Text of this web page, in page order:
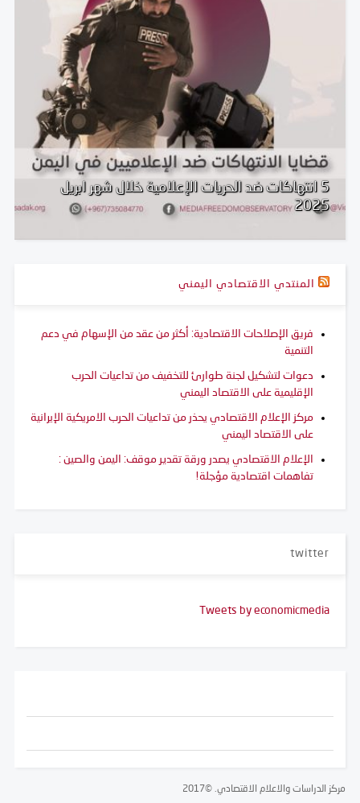
5 انتهاكات ضد الحريات الإعلامية خلال شهر ابريل
2025
المنتدي الاقتصادي اليمني
فريق الإصلاحات الاقتصادية: أكثر من عقد من الإسهام في دعم
التنمية
دعوات لتشكيل لجنة طوارئ للتخفيف من تداعيات الحرب
الإقليمية على الاقتصاد اليمني
مركز الإعلام الاقتصادي يحذر من تداعيات الحرب الامريكية الإيرانية
على الاقتصاد اليمني
الإعلام الاقتصادي يصدر ورقة تقدير موقف: اليمن والصين :
تفاهمات اقتصادية مؤجلة!
twitter
Tweets by economicmedia
مركز الدراسات والاعلام الاقتصادي. ©2017